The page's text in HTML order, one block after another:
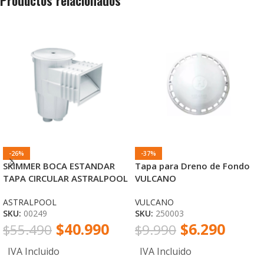
-26%
SKIMMER BOCA ESTANDAR
TAPA CIRCULAR ASTRALPOOL
ASTRALPOOL
SKU: 00249
$55.490 $40.990
IVA Incluido
-37%
Tapa para Dreno de Fondo
VULCANO
VULCANO
SKU: 250003
$9.990 $6.290
IVA Incluido